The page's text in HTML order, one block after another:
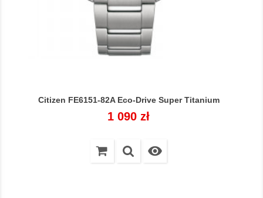
Citizen FE6151-82A Eco-Drive Super Titanium
Cena
1 090 zł
